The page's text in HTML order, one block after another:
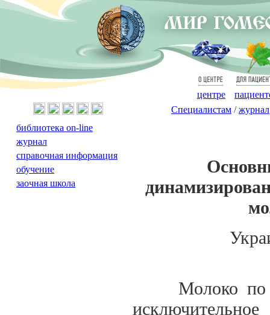
О
центре
Для
Специалистам /журнал
Молоко по
библиотека on-line
журнал
справочная информация
обучение
заочная школа